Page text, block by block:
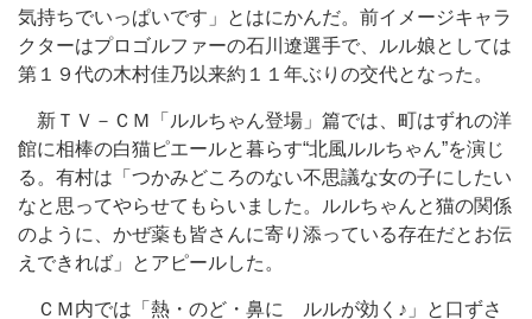
気持ちでいっぱいです」とはにかんだ。前イメージキャラ
クターはプロゴルファーの石川遼選手で、ルル娘としては
第１９代の木村佳乃以来約１１年ぶりの交代となった。
新ＴＶ－ＣＭ「ルルちゃん登場」篇では、町はずれの洋
館に相棒の白猫ピエールと暮らす“北風ルルちゃん”を演じ
る。有村は「つかみどころのない不思議な女の子にしたい
なと思ってやらせてもらいました。ルルちゃんと猫の関係
のように、かぜ薬も皆さんに寄り添っている存在だとお伝
えできれば」とアピールした。
ＣＭ内では「熱・のど・鼻に ルルが効く♪」と口ずさ